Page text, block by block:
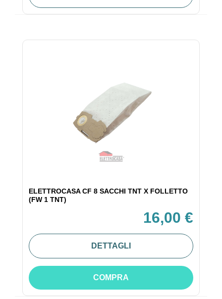
ELETTROCASA CF 8 SACCHI TNT X FOLLETTO
(FW 1 TNT)
16,00 €
DETTAGLI
COMPRA